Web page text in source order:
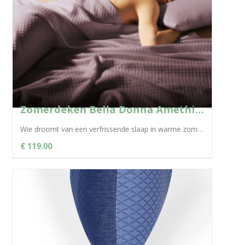
Zomerdeken Bella Donna Amethist – 0528
Wie droomt van een verfrissende slaap in warme zomernachten, kan gerust zijn ogen openen: de Bella Donna zomerdeken biedt dankzij de natuurlijke...
€ 119.00